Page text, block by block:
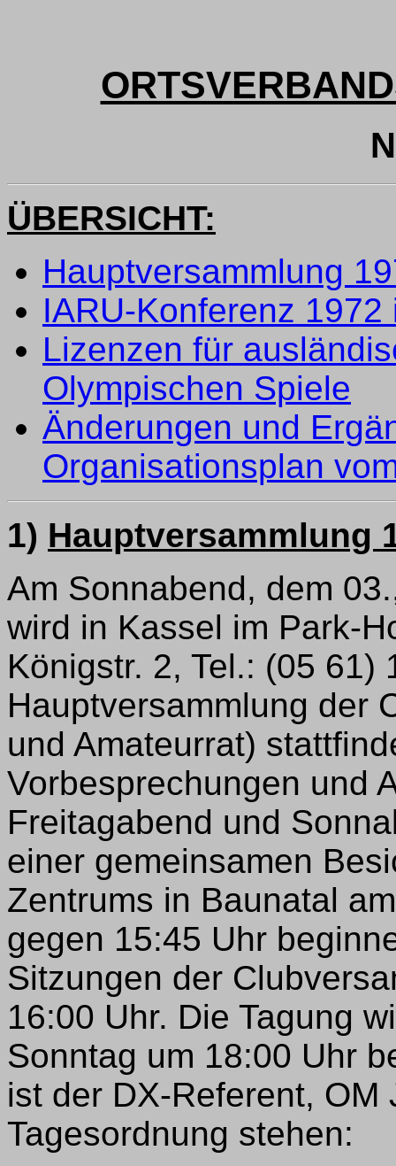
ÜBERSICHT:
Hauptversammlung
IARU-Konferenz
Lizenzen für
Olympischen Spiele
Änderungen und
Organisationsplan
1) Hauptversammlung
Am Sonnabend, dem
wird in Kassel im Park-
Königstr. 2, Tel.: (05
Hauptversammlung der
und Amateurrat)
Vorbesprechungen und
Freitagabend und
einer gemeinsamen
Zentrums in Baunatal
gegen 15:45 Uhr
Sitzungen der
16:00 Uhr. Die Tagung
Sonntag um 18:00 Uhr
ist der DX-Referent, OM
Tagesordnung stehen: